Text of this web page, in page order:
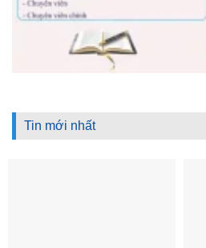
Tin mới nhất